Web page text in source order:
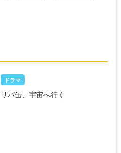
ドラマ
サバ缶、宇宙へ行く